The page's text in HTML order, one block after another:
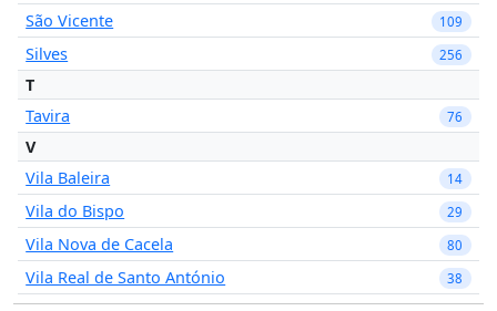
São Vicente 109
Silves 256
T
Tavira
76
V
Vila Baleira
14
Vila do Bispo 29
Vila Nova de Cacela 80
Vila Real de Santo António 38